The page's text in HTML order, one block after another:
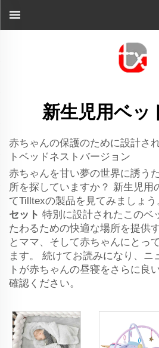
新生児用ベッ
赤ちゃんの保護のために設計さ
トベッドネストバージョン
赤ちゃんを甘い夢の世界に誘う
所を探していますか？ 新生児用
てTilltexの製品を見てみましょう
セット 特別に設計されたこのベ
たわるための快適な場所を提供
とママ、そして赤ちゃんにとっ
ます。 続けてお読みになり、ニ
トが赤ちゃんの昼寝をさらに良
確認ください。